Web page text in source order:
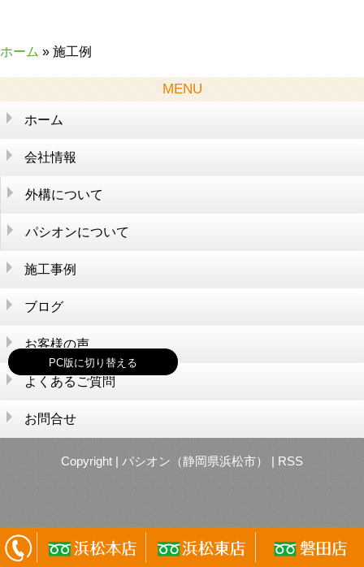
PC版に切り替える
ホーム » 施工例
MENU
ホーム
会社情報
外構について
そもそも外構とは？
外構のあれこれ
施工の流れ
パシオンについて
会社情報
施工事例
ブログ
お客様の声
よくあるご質問
お問合せ
Copyright | パシオン（静岡県浜松市） | RSS